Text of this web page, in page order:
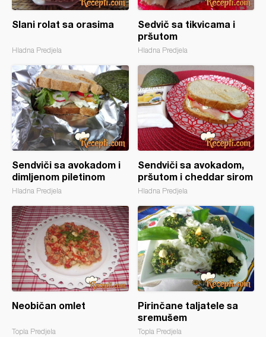
Slani rolat sa orasima
Hladna Predjela
Sedvič sa tikvicama i
pršutom
Hladna Predjela
Sendviči sa avokadom i
dimljenom piletinom
Hladna Predjela
Sendviči sa avokadom,
pršutom i cheddar sirom
Hladna Predjela
Neobičan omlet
Topla Predjela
Pirinčane taljatele sa
sremušem
Topla Predjela